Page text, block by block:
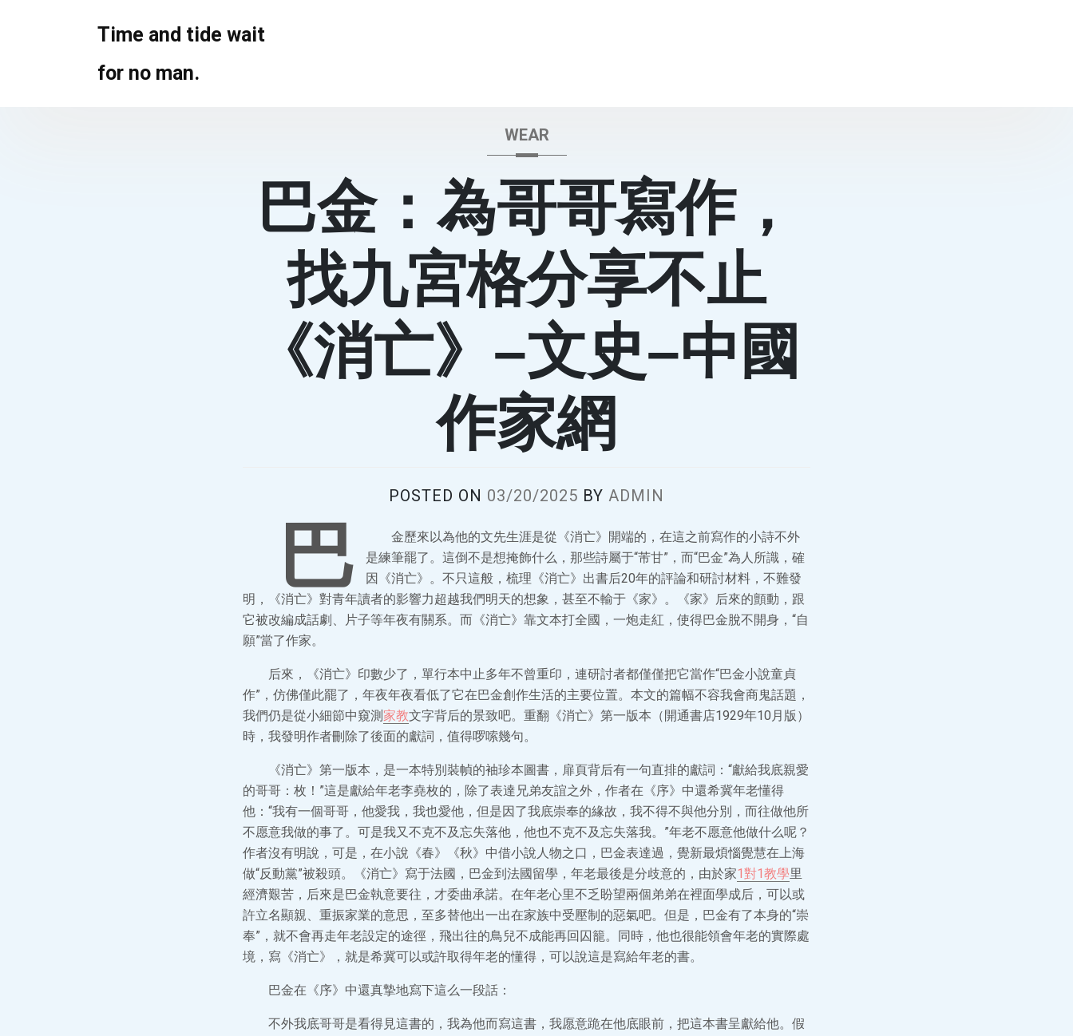
Time and tide wait
for no man.
WEAR
巴金：為哥哥寫作，
找九宮格分享不止
《消亡》–文史–中國
作家網
POSTED ON 03/20/2025 BY ADMIN
巴
金歷來以為他的文先生涯是從《消亡》開端的，在這之前寫作的小詩不外
是練筆罷了。這倒不是想掩飾什么，那些詩屬于“芾甘”，而“巴金”為人所識，確
因《消亡》。不只這般，梳理《消亡》出書后20年的評論和研討材料，不難發
明，《消亡》對青年讀者的影響力超越我們明天的想象，甚至不輸于《家》。《家》后來的顫動，跟
它被改編成話劇、片子等年夜有關系。而《消亡》靠文本打全國，一炮走紅，使得巴金脫不開身，“自
願”當了作家。
后來，《消亡》印數少了，單行本中止多年不曾重印，連研討者都僅僅把它當作“巴金小說童貞
作”，仿佛僅此罷了，年夜年夜看低了它在巴金創作生活的主要位置。本文的篇幅不容我會商鬼話題，
我們仍是從小細節中窺測 家教文字背后的景致吧。重翻《消亡》第一版本（開通書店1929年10月版）
時，我發明作者刪除了後面的獻詞，值得啰嗦幾句。
《消亡》第一版本，是一本特別裝幀的袖珍本圖書，扉頁背后有一句直排的獻詞：“獻給我底親愛
的哥哥：枚！”這是獻給年老李堯枚的，除了表達兄弟友誼之外，作者在《序》中還希冀年老懂得
他：“我有一個哥哥，他愛我，我也愛他，但是因了我底崇奉的緣故，我不得不與他分別，而往做他所
不愿意我做的事了。可是我又不克不及忘失落他，他也不克不及忘失落我。”年老不愿意他做什么呢？
作者沒有明說，可是，在小說《春》《秋》中借小說人物之口，巴金表達過，覺新最煩惱覺慧在上海
做“反動黨”被殺頭。《消亡》寫于法國，巴金到法國留學，年老最後是分歧意的，由於家1對1教學里
經濟艱苦，后來是巴金執意要往，才委曲承諾。在年老心里不乏盼望兩個弟弟在裡面學成后，可以或
許立名顯親、重振家業的意思，至多替他出一出在家族中受壓制的惡氣吧。但是，巴金有了本身的“崇
奉”，就不會再走年老設定的途徑，飛出往的鳥兒不成能再回囚籠。同時，他也很能領會年老的實際處
境，寫《消亡》，就是希冀可以或許取得年老的懂得，可以說這是寫給年老的書。
巴金在《序》中還真摯地寫下這么一段話：
不外我底哥哥是看得見這書的，我為他而寫這書，我愿意跪在他底眼前，把這本書呈獻給他。假